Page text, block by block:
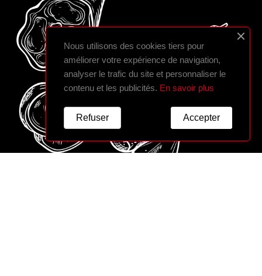
Nous utilisons des cookies tiers pour
améliorer votre expérience de navigation,
analyser le trafic du site et personnaliser le
contenu et les publicités. En savoir plus
Accepter
Refuser